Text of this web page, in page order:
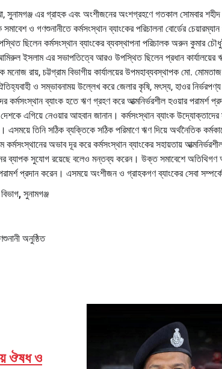
সুনামগঞ্জ এর গ্রাহক এবং অংশীজনের অংশগ্রহণে গতকাল সোমবার
ও গণশুনানীতে কর্মসংস্থান ব্যাংকের পরিচালনা বোর্ডের
ছিলেন কর্মসংস্থান ব্যাংকের ব্যবস্থাপনা পরিচালক অরুন কুমার
ইসলাম এর সভাপতিত্বে আরও উপস্থিত ছিলেন প্রধান
মনোজ রায়, চট্টগ্রাম বিভাগীয় কার্যালয়ের উপমহাব্যবস্থাপক মো.
ও সম্ভাবনাময় উল্লেখ করে জেলার কৃষি, মৎস্য, হাওর
ব্যাংক হতে ঋণ গ্রহণ করে আত্মনির্ভরশীল হওয়ার পরামর্শ
এগিয়ে নেওয়ার আহবান জানান। কর্মসংস্থান ব্যাংক উদ্যোক্তাদের
এসময়ে তিনি সঠিক ব্যক্তিকে সঠিক পরিমাণে ঋণ দিয়ে অর্থনৈতিক
অভাব দূর করে কর্মসংস্থান ব্যাংকের সহায়তায়
ব্যাপক সুযোগ রয়েছে বলেও মন্তব্য করেন। উক্ত সমাবেশে অতিথিগণ
প্রদান করেন। এসময়ে অংশীজন ও গ্রাহকগণ ব্যাংকের সেবা
, সুনামগঞ্জ
অনুষ্ঠিত
ঔষধ ও